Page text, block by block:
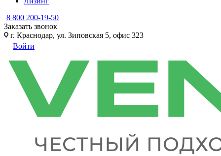
8 800 200-19-50
Заказать звонок
г. Краснодар, ул. Зиповская 5, офис 323
Войти